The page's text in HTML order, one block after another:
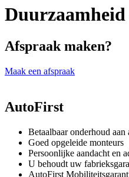
Afspraak maken?
Maak een afspraak
AutoFirst
Betaalbaar onderhoud
Goed opgeleide monteurs
Persoonlijke aandacht en
U behoudt uw
AutoFirst